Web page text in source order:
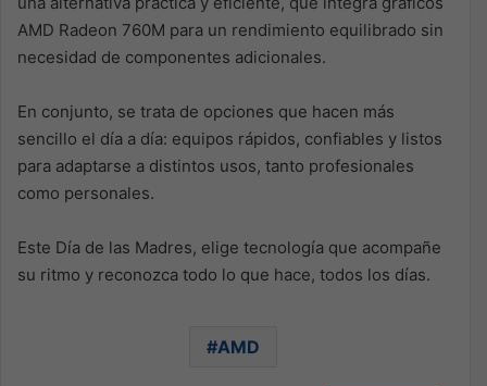
AMD Radeon 760M para un rendimiento equilibrado sin
necesidad de componentes adicionales.
En conjunto, se trata de opciones que hacen más
sencillo el día a día: equipos rápidos, confiables y listos
para adaptarse a distintos usos, tanto profesionales
como personales.
Este Día de las Madres, elige tecnología que acompañe
su ritmo y reconozca todo lo que hace, todos los días.
AMD